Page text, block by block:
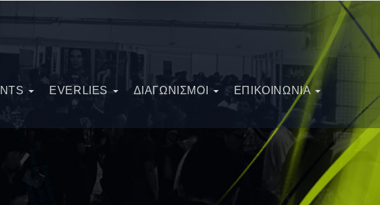
EVERLIES ΔΙΑΓΩΝΙΣΜΟΊ ΕΠΙΚΟΙΝΩΝΙΑ